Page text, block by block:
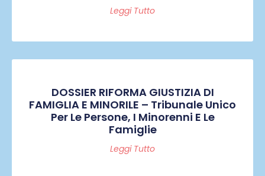
Leggi Tutto
DOSSIER RIFORMA GIUSTIZIA DI
FAMIGLIA E MINORILE – Tribunale Unico
Per Le Persone, I Minorenni E Le
Famiglie
Leggi Tutto